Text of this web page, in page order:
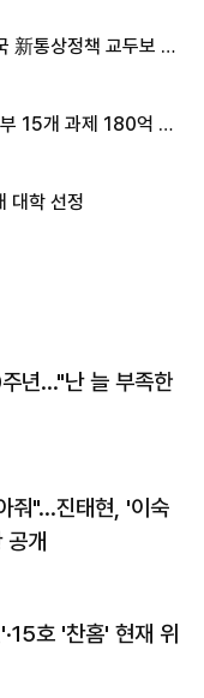
新통상정책 교두보 활
15개 과제 180억 지
대학 선정
년…"난 늘 부족한
줘"…진태현, '이숙
공개
호 '찬홈' 현재 위